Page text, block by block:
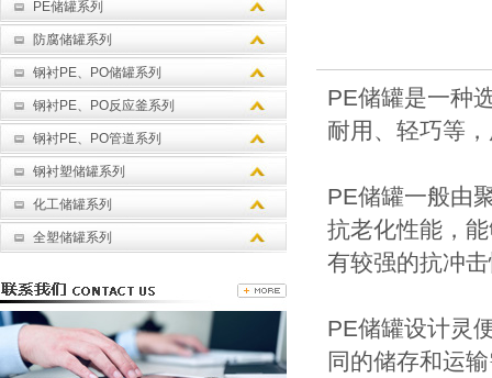
PE储罐系列
防腐储罐系列
钢衬PE、PO储罐系列
钢衬PE、PO反应釜系列
钢衬PE、PO管道系列
钢衬塑储罐系列
化工储罐系列
全塑储罐系列
PE储罐是一种
耐用、轻巧等
PE储罐一般由
抗老化性能，
有较强的抗冲
PE储罐设计灵
同的储存和运